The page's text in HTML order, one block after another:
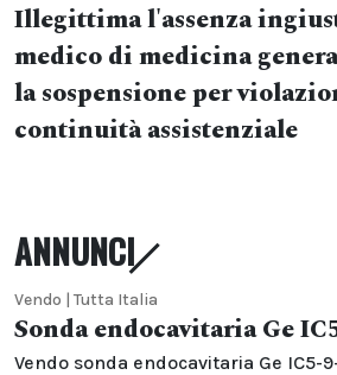
Illegittima l'assenza
medico di medicina
la sospensione per
continuità assistenziale
ANNUNCI
Vendo | Tutta Italia
Sonda endocavitaria Ge
Vendo sonda endocavitaria Ge IC5-